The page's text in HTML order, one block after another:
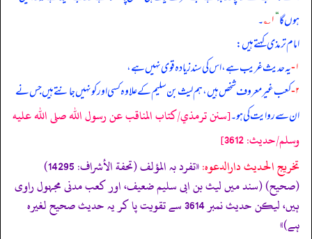
ہوں گا“۱؎ ۔
امام ترمذی کہتے ہیں:
۱- یہ حدیث غریب ہے، اس کی سند زیادہ قوی نہیں ہے،
۲- کعب غیر معروف شخص ہیں، ہم لیث بن سلیم کے علاوہ کسی اور کو نہیں جانتے ہیں جس نے
ان سے روایت کی ہو۔[سنن ترمذي/كتاب المناقب عن رسول الله صلى الله عليه
وسلم/حدیث: 3612]
تخریج الحدیث دارالدعوہ:
«تفرد بہ المؤلف (تحفة الأشراف: 14295)
(صحیح) (سند میں لیث بن ابی سلیم ضعیف، اور کعب مدنی مجہول راوی
ہیں، لیکن حدیث نمبر 3614 سے تقویت پا کر یہ حدیث صحیح لغیرہ
ہے)»